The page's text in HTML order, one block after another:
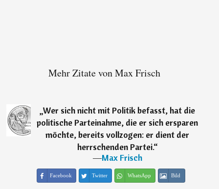
Mehr Zitate von Max Frisch
„Wer sich nicht mit Politik befasst, hat die
politische Parteinahme, die er sich ersparen
möchte, bereits vollzogen: er dient der
herrschenden Partei.“
―Max Frisch
Facebook Twitter WhatsApp Bild